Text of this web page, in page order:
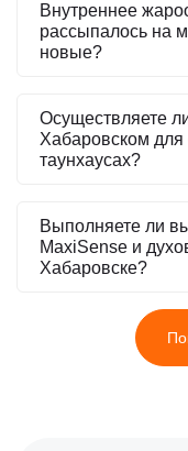
Внутреннее
рассыпалось на
новые?
Осуществляете
Хабаровском для
таунхаусах?
Выполняете ли
MaxiSense и
Хабаровске?